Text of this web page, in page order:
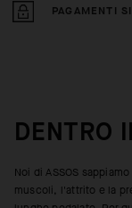
PAGAMENTI
DENTRO
Noi di ASSOS
muscoli, l'attrito e la